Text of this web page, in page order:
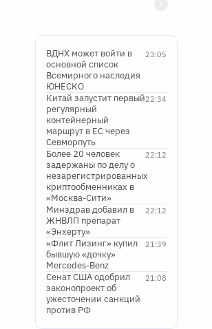
23:05
ВДНХ может войти в
основной список
Всемирного наследия
ЮНЕСКО
22:34
Китай запустит первый
регулярный
контейнерный
маршрут в ЕС через
Севморпуть
22:12
Более 20 человек
задержаны по делу о
незарегистрированных
криптообменниках в
«Москва-Сити»
22:12
Минздрав добавил в
ЖНВЛП препарат
«Энхерту»
21:39
«Флит Лизинг» купил
бывшую «дочку»
Mercedes-Benz
21:08
Сенат США одобрил
законопроект об
ужесточении санкций
против РФ